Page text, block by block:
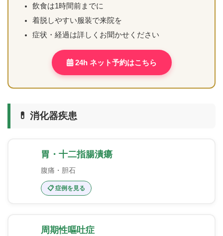
飲食は1時間前までに
着脱しやすい服装で来院を
症状・経過は詳しくお聞かせください
24h ネット予約はこちら
💊 消化器疾患
胃・十二指腸潰瘍
腹痛・胆石
📋 症例を見る
周期性嘔吐症